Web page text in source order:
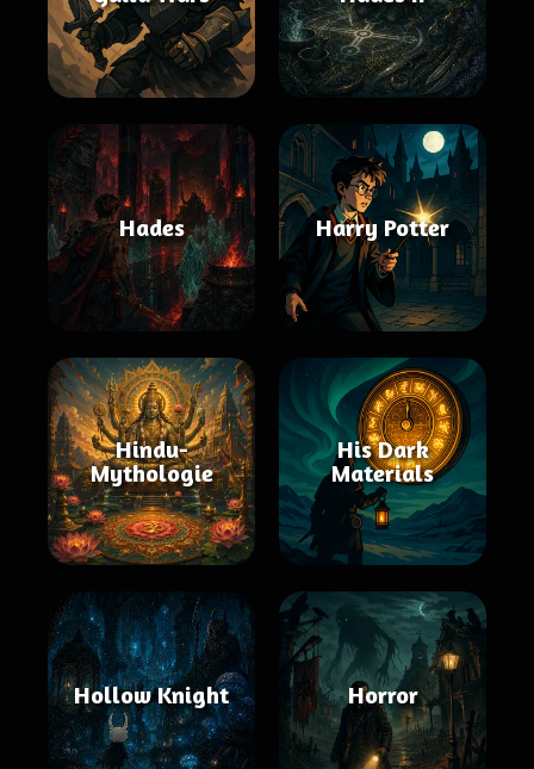
Hades Harry Potter
Hindu-
Mythologie
His Dark
Materials
Hollow Knight Horror